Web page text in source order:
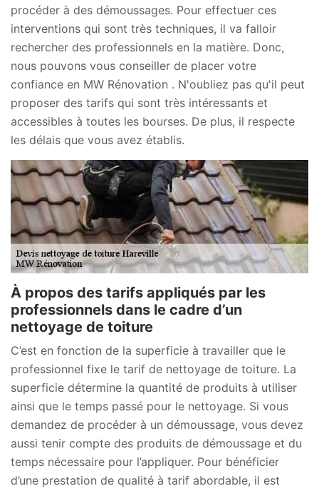
procéder à des démoussages. Pour effectuer ces
interventions qui sont très techniques, il va falloir
rechercher des professionnels en la matière. Donc,
nous pouvons vous conseiller de placer votre
confiance en MW Rénovation . N'oubliez pas qu'il peut
proposer des tarifs qui sont très intéressants et
accessibles à toutes les bourses. De plus, il respecte
les délais que vous avez établis.
À propos des tarifs appliqués par les
professionnels dans le cadre d’un
nettoyage de toiture
C’est en fonction de la superficie à travailler que le
professionnel fixe le tarif de nettoyage de toiture. La
superficie détermine la quantité de produits à utiliser
ainsi que le temps passé pour le nettoyage. Si vous
demandez de procéder à un démoussage, vous devez
aussi tenir compte des produits de démoussage et du
temps nécessaire pour l’appliquer. Pour bénéficier
d’une prestation de qualité à tarif abordable, il est